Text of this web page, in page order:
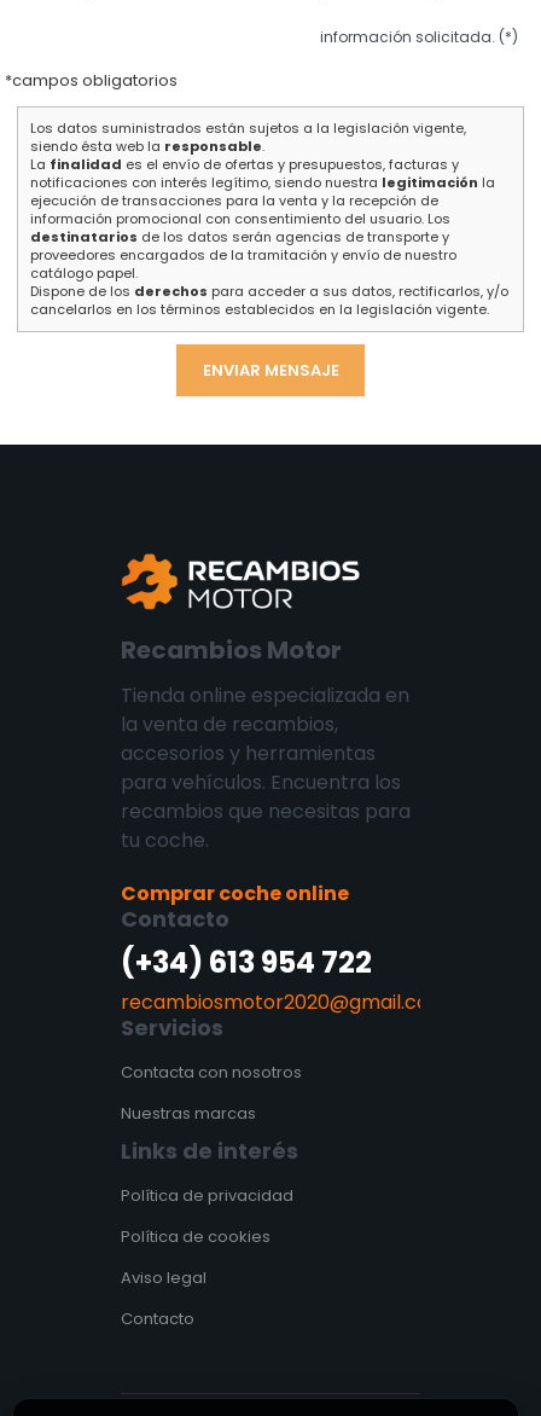
información solicitada. (*)
*campos obligatorios
Los datos suministrados están sujetos a la legislación vigente,
siendo ésta web la responsable.
La finalidad es el envío de ofertas y presupuestos, facturas y
notificaciones con interés legítimo, siendo nuestra legitimación la
ejecución de transacciones para la venta y la recepción de
información promocional con consentimiento del usuario. Los
destinatarios de los datos serán agencias de transporte y
proveedores encargados de la tramitación y envío de nuestro
catálogo papel.
Dispone de los derechos para acceder a sus datos, rectificarlos, y/o
cancelarlos en los términos establecidos en la legislación vigente.
Recambios Motor
Tienda online especializada en
la venta de recambios,
accesorios y herramientas
para vehículos. Encuentra los
recambios que necesitas para
tu coche.
Comprar coche online
Contacto
(+34) 613 954 722
recambiosmotor2020@gmail.com
Servicios
Contacta con nosotros
Nuestras marcas
Links de interés
Política de privacidad
Política de cookies
Aviso legal
Contacto